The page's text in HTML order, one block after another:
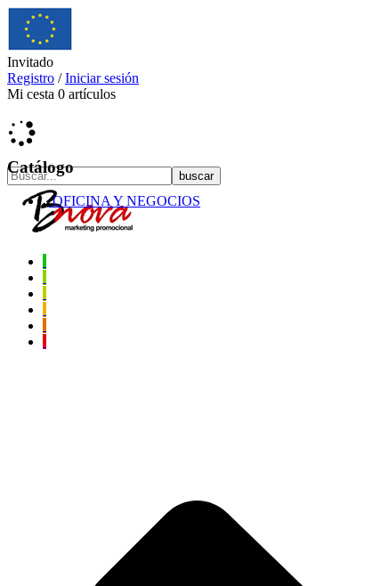
Invitado
Registro /Iniciar sesión
Mi cesta 0 artículos
Catálogo
OFICINA Y NEGOCIOS